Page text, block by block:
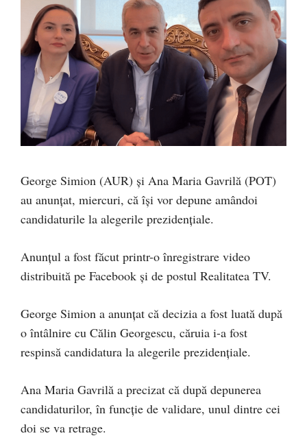
George Simion (AUR) și Ana Maria Gavrilă (POT)
au anunțat, miercuri, că își vor depune amândoi
candidaturile la alegerile prezidențiale.
Anunțul a fost făcut printr-o înregistrare video
distribuită pe Facebook și de postul Realitatea TV.
George Simion a anunțat că decizia a fost luată după
o întâlnire cu Călin Georgescu, căruia i-a fost
respinsă candidatura la alegerile prezidențiale.
Ana Maria Gavrilă a precizat că după depunerea
candidaturilor, în funcție de validare, unul dintre cei
doi se va retrage.